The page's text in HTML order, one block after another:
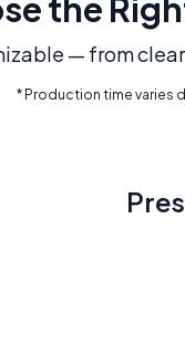
the
— from
* Production time varies